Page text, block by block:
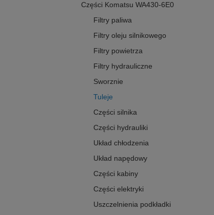
Części Komatsu WA430-6E0
Filtry paliwa
Filtry oleju silnikowego
Filtry powietrza
Filtry hydrauliczne
Sworznie
Tuleje
Części silnika
Części hydrauliki
Układ chłodzenia
Układ napędowy
Części kabiny
Części elektryki
Uszczelnienia podkładki